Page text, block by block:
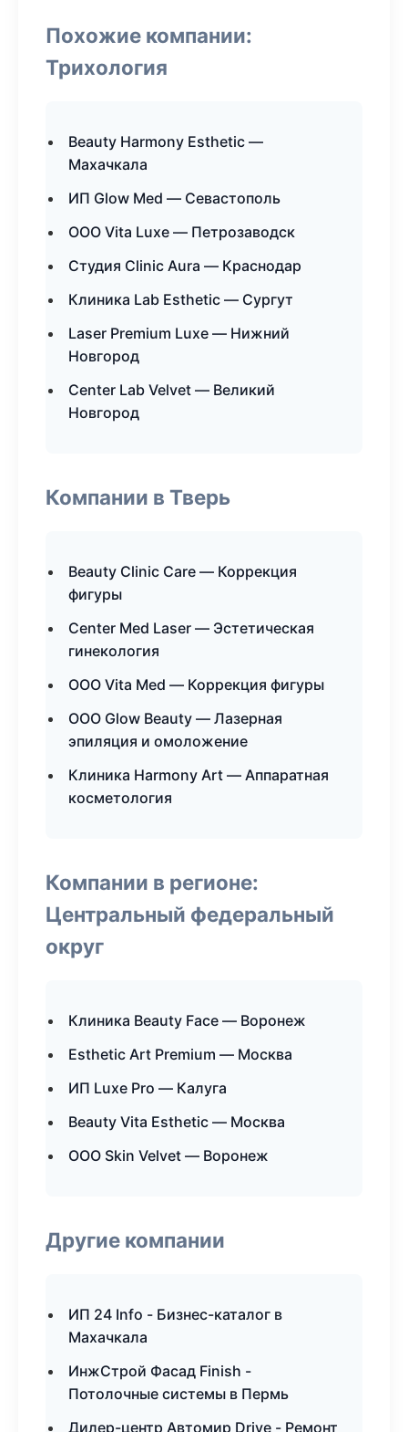
Похожие компании:
Трихология
Beauty Harmony Esthetic —
Махачкала
ИП Glow Med — Севастополь
ООО Vita Luxe — Петрозаводск
Студия Clinic Aura — Краснодар
Клиника Lab Esthetic — Сургут
Laser Premium Luxe — Нижний
Новгород
Center Lab Velvet — Великий
Новгород
Компании в Тверь
Beauty Clinic Care — Коррекция
фигуры
Center Med Laser — Эстетическая
гинекология
ООО Vita Med — Коррекция фигуры
ООО Glow Beauty — Лазерная
эпиляция и омоложение
Клиника Harmony Art — Аппаратная
косметология
Компании в регионе:
Центральный федеральный
округ
Клиника Beauty Face — Воронеж
Esthetic Art Premium — Москва
ИП Luxe Pro — Калуга
Beauty Vita Esthetic — Москва
ООО Skin Velvet — Воронеж
Другие компании
ИП 24 Info - Бизнес-каталог в
Махачкала
ИнжСтрой Фасад Finish -
Потолочные системы в Пермь
Дилер-центр Автомир Drive - Ремонт